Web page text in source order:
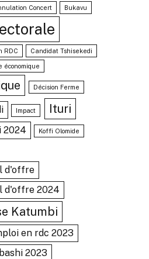
Concert Bukavu
RDC Candidat Tshisekedi
économique
Décision Ferme
Impact Ituri
2024 Koffi Olomide
d'offre
d'offre 2024
Katumbi
en rdc 2023
2023